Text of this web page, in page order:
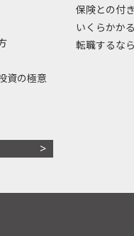
資の極意
保険との付
いくらかか
転職するな